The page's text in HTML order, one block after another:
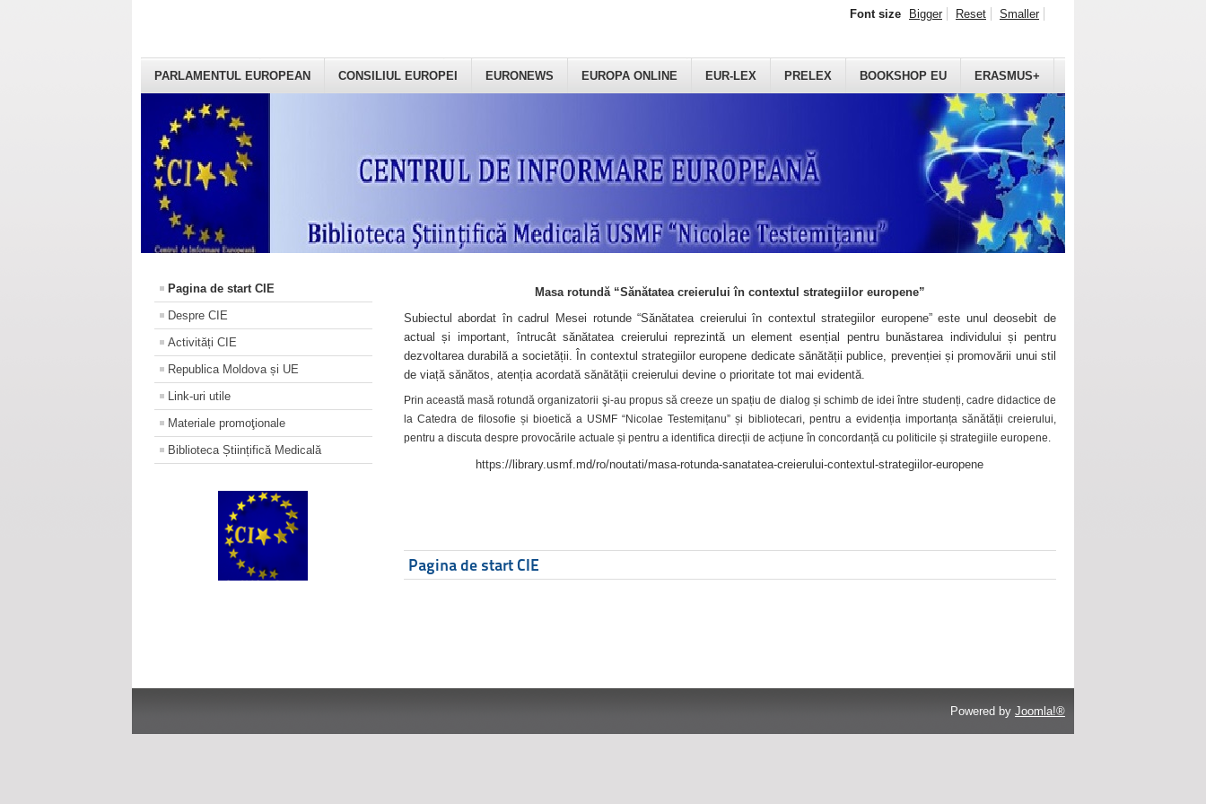
PARLAMENTUL EUROPEAN CONSILIUL EUROPEI EURONEWS EUROPA ONLINE EUR-LEX PRELEX BOOKSHOP EU ERASMUS+
Font size Bigger Reset Smaller
Pagina de start CIE
Despre CIE
Activități CIE
Republica Moldova și UE
Link-uri utile
Materiale promoţionale
Biblioteca Științifică Medicală
Masa rotundă “Sănătatea creierului în contextul strategiilor europene”
Subiectul abordat în cadrul Mesei rotunde “Sănătatea creierului în contextul strategiilor europene” este unul deosebit de
actual și important, întrucât sănătatea creierului reprezintă un element esențial pentru bunăstarea individului și pentru
dezvoltarea durabilă a societății. În contextul strategiilor europene dedicate sănătății publice, prevenției și promovării unui stil
de viață sănătos, atenția acordată sănătății creierului devine o prioritate tot mai evidentă.
Prin această masă rotundă organizatorii şi-au propus să creeze un spațiu de dialog și schimb de idei între studenți, cadre didactice de
la Catedra de filosofie și bioetică a USMF “Nicolae Testemițanu” și bibliotecari, pentru a evidenția importanța sănătății creierului,
pentru a discuta despre provocările actuale și pentru a identifica direcții de acțiune în concordanță cu politicile și strategiile europene.
https://library.usmf.md/ro/noutati/masa-rotunda-sanatatea-creierului-contextul-strategiilor-europene
Pagina de start CIE
Powered by Joomla!®